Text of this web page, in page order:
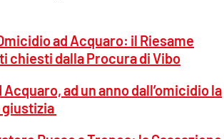
ad Acquaro: il Riesame
chiesti dalla Procura di Vibo
Acquaro, ad un anno dall’omicidio la